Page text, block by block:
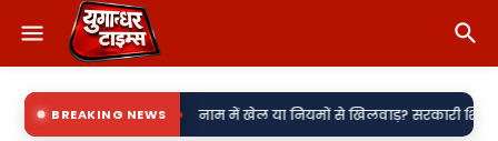
BREAKING NEWS
उपकेंद्र?• नाम में खेल या नियमों से खिलवाड़? सरकारी शिलापट्टों पर 'किरन'